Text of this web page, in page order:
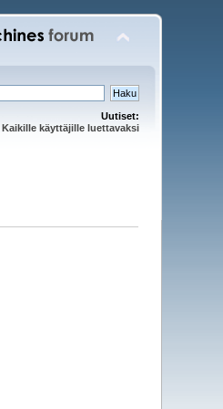
Uutiset:
Kaikille käyttäjille luettavaksi